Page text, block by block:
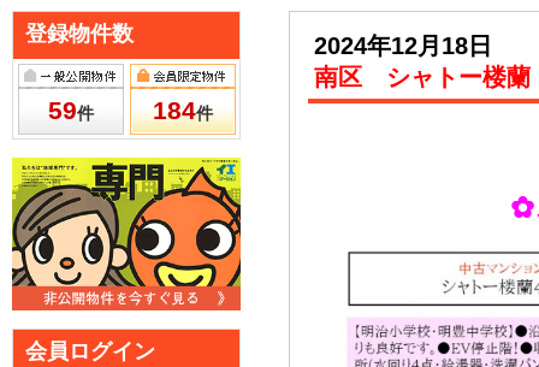
2024年12月18日
南区 シャトー楼蘭
✿
登録物件数
59件 184件
会員ログイン